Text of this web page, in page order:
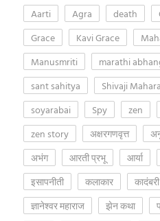
Aarti Agra death
Grace
Kavi Grace
Manusmriti
marathi
sant sahitya
Shivaji
soyarabai
Spy zen
zen story
अक्षरगणवृत्त
अभंग
आरती प्रभू आर्या
इसापनीती
कलाकार कादंबरी
ज्ञानेश्वर महाराज
झेन कथा